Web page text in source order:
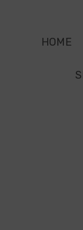
HOME